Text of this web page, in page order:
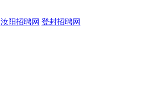
汝阳招聘网 登封招聘网